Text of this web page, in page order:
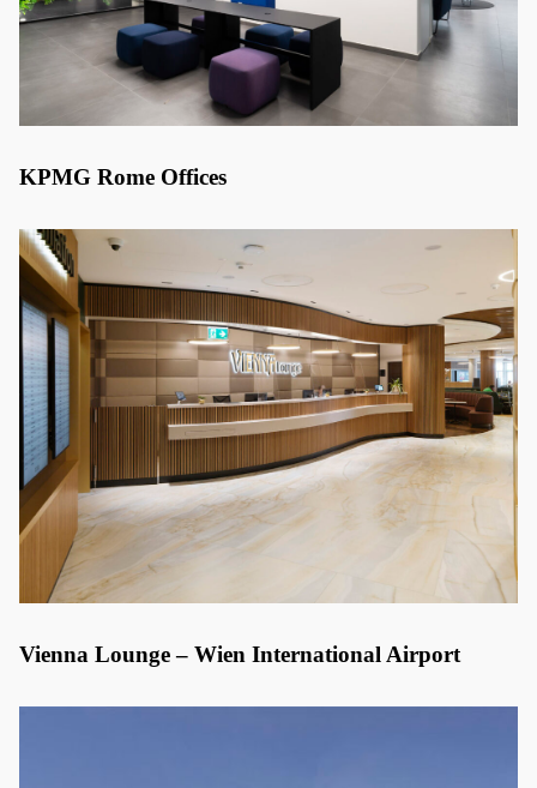
KPMG Rome Offices
Vienna Lounge – Wien International Airport